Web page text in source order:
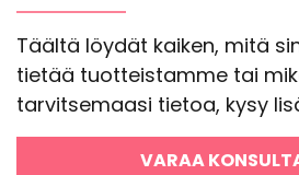
Täältä löydät kaiken, mitä
tietää tuotteistamme tai
tarvitsemaasi tietoa, kysy
VARAA